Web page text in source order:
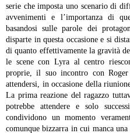
serie che imposta uno scenario di
avvenimenti e l’importanza di
basandosi sulle parole dei
disparte in questa occasione e si
di quanto effettivamente la gravità
le scene con Lyra al centro
proprie, il suo incontro con Roger
attendersi, in occasione della
La prima reazione del ragazzo
potrebbe attendere e solo
condividono un momento
comunque bizzarra in cui manca